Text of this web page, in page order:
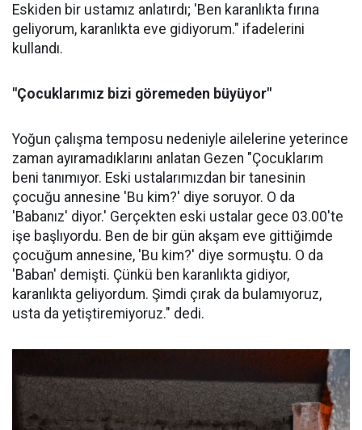
Eskiden bir ustamız anlatırdı; 'Ben karanlıkta fırına
geliyorum, karanlıkta eve gidiyorum." ifadelerini
kullandı.
"Çocuklarımız bizi göremeden büyüyor"
Yoğun çalışma temposu nedeniyle ailelerine yeterince
zaman ayıramadıklarını anlatan Gezen "Çocuklarım
beni tanımıyor. Eski ustalarımızdan bir tanesinin
çocuğu annesine 'Bu kim?' diye soruyor. O da
'Babanız' diyor.' Gerçekten eski ustalar gece 03.00'te
işe başlıyordu. Ben de bir gün akşam eve gittiğimde
çocuğum annesine, 'Bu kim?' diye sormuştu. O da
'Baban' demişti. Çünkü ben karanlıkta gidiyor,
karanlıkta geliyordum. Şimdi çırak da bulamıyoruz,
usta da yetiştiremiyoruz." dedi.